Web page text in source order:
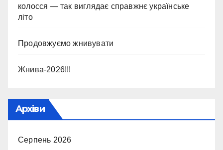
колосся — так виглядає справжнє українське
літо
Продовжуємо жнивувати
Жнива-2026!!!
Архіви
Серпень 2026